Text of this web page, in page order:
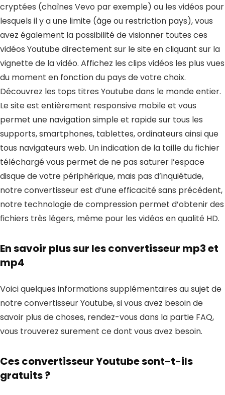
cryptées (chaînes Vevo par exemple) ou les vidéos pour
lesquels il y a une limite (âge ou restriction pays), vous
avez également la possibilité de visionner toutes ces
vidéos Youtube directement sur le site en cliquant sur la
vignette de la vidéo. Affichez les clips vidéos les plus vues
du moment en fonction du pays de votre choix.
Découvrez les tops titres Youtube dans le monde entier.
Le site est entièrement responsive mobile et vous
permet une navigation simple et rapide sur tous les
supports, smartphones, tablettes, ordinateurs ainsi que
tous navigateurs web. Un indication de la taille du fichier
téléchargé vous permet de ne pas saturer l’espace
disque de votre périphérique, mais pas d’inquiétude,
notre convertisseur est d’une efficacité sans précédent,
notre technologie de compression permet d’obtenir des
fichiers très légers, même pour les vidéos en qualité HD.
En savoir plus sur les convertisseur mp3 et
mp4
Voici quelques informations supplémentaires au sujet de
notre convertisseur Youtube, si vous avez besoin de
savoir plus de choses, rendez-vous dans la partie FAQ,
vous trouverez surement ce dont vous avez besoin.
Ces convertisseur Youtube sont-t-ils
gratuits ?